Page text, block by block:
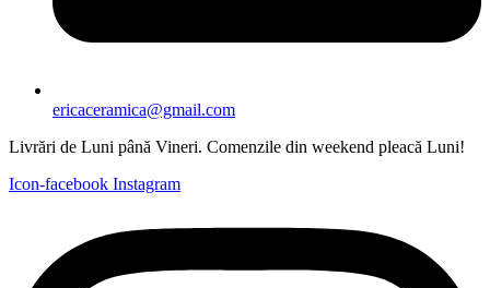
ericaceramica@gmail.com
Livrări de Luni până Vineri. Comenzile din weekend pleacă Luni!
Icon-facebook Instagram